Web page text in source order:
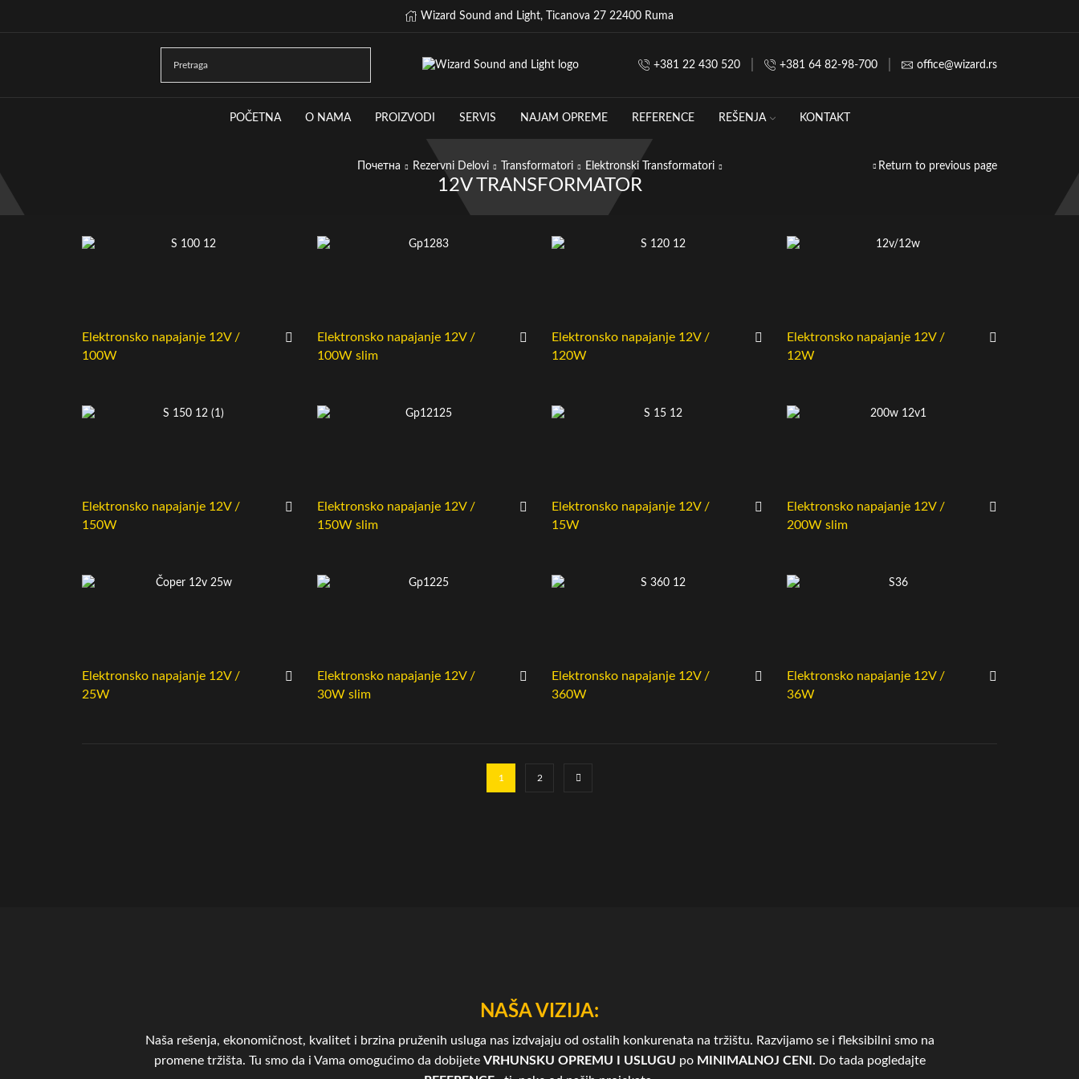
Wizard Sound and Light, Ticanova 27 22400 Ruma
+381 22 430 520 +381 64 82-98-700 office@wizard.rs
POČETNA O NAMA PROIZVODI SERVIS NAJAM OPREME REFERENCE REŠENJA KONTAKT
Почетна Rezervni Delovi Transformatori Elektronski Transformatori
12V TRANSFORMATOR
Return to previous page
Elektronsko napajanje 12V /
100W
Elektronsko napajanje 12V /
100W slim
Elektronsko napajanje 12V /
120W
Elektronsko napajanje 12V /
12W
Elektronsko napajanje 12V /
150W
Elektronsko napajanje 12V /
150W slim
Elektronsko napajanje 12V /
15W
Elektronsko napajanje 12V /
200W slim
Elektronsko napajanje 12V /
25W
Elektronsko napajanje 12V /
30W slim
Elektronsko napajanje 12V /
360W
Elektronsko napajanje 12V /
36W
1 2
NAŠA VIZIJA:
Naša rešenja, ekonomičnost, kvalitet i brzina pruženih usluga nas izdvajaju od ostalih konkurenata na tržištu. Razvijamo se i fleksibilni smo na
promene tržišta. Tu smo da i Vama omogućimo da dobijete VRHUNSKU OPREMU I USLUGU po MINIMALNOJ CENI. Do tada pogledajte